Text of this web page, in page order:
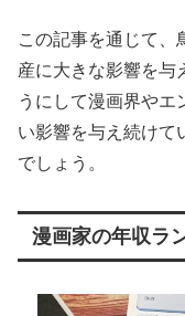
この記事を通じて、
産に大きな影響を与
うにして漫画界やエ
い影響を与え続けて
でしょう。
漫画家の年収ラ